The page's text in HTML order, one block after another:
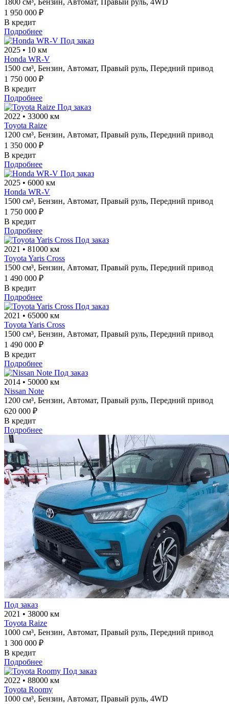
1800 см³, Бензин, Автомат, Правый руль, 4WD
1 950 000 ₽
В кредит
Подробнее
Под заказ
2025 • 10 км
Honda WR-V
1500 см³, Бензин, Автомат, Правый руль, Передний привод
1 750 000 ₽
В кредит
Подробнее
Под заказ
2022 • 33000 км
Toyota Raize
1200 см³, Бензин, Автомат, Правый руль, Передний привод
1 350 000 ₽
В кредит
Подробнее
Под заказ
2025 • 6000 км
Honda WR-V
1500 см³, Бензин, Автомат, Правый руль, Передний привод
1 750 000 ₽
В кредит
Подробнее
Под заказ
2021 • 81000 км
Toyota Yaris Cross
1500 см³, Бензин, Автомат, Правый руль, Передний привод
1 490 000 ₽
В кредит
Подробнее
Под заказ
2021 • 65000 км
Toyota Yaris Cross
1500 см³, Бензин, Автомат, Правый руль, Передний привод
1 490 000 ₽
В кредит
Подробнее
Под заказ
2014 • 50000 км
Nissan Note
1200 см³, Бензин, Автомат, Правый руль, Передний привод
620 000 ₽
В кредит
Подробнее
Под заказ
2021 • 38000 км
Toyota Raize
1000 см³, Бензин, Автомат, Правый руль, Передний привод
1 300 000 ₽
В кредит
Подробнее
Под заказ
2022 • 88000 км
Toyota Roomy
1000 см³, Бензин, Автомат, Правый руль, 4WD